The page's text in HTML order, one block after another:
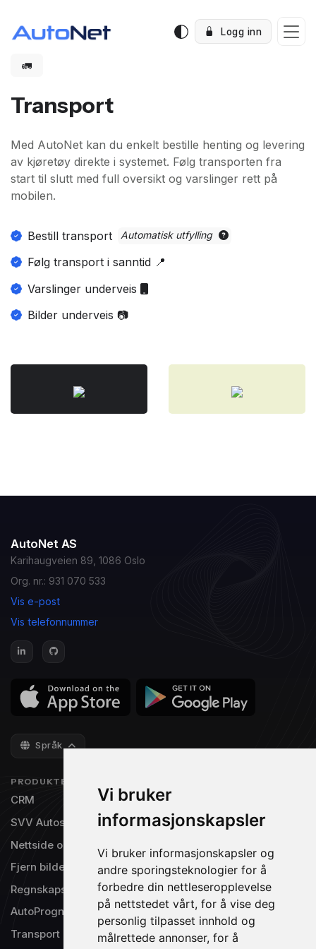
Vi bruker
informasjonskapsler
Vi bruker informasjonskapsler og
andre sporingsteknologier for å
forbedre din nettleseropplevelse
på nettstedet vårt, for å vise deg
personlig tilpasset innhold og
målrettede annonser, for å
Logg inn
🚛
Transport
Med AutoNet kan du enkelt bestille henting og levering
av kjøretøy direkte i systemet. Følg transporten fra
start til slutt med full oversikt og varslinger rett på
mobilen.
Bestill transport Automatisk utfylling
Følg transport i sanntid 📍
Varslinger underveis
Bilder underveis 📷
AutoNet AS
Karihaugveien 89, 1086 Oslo
Org. nr.: 931 070 533
Vis e-post
Vis telefonnummer
Språk
PRODUKTER
CRM
SVV Autosys
Nettside og TV-visning
Fjern bilde bakgrunn
Regnskapsintegrasjon
AutoPrognose®
Transport
Priser
Gratisversjon
Om oss
Produktinnspill
Driftsstatus
Support